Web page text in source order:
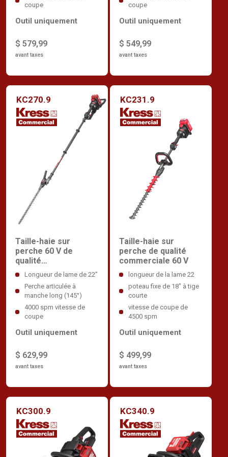
coupe
$ 579,99
avant taxes
Outil uniquement
coupe
$ 549,99
avant taxes
Outil uniquement
KC270.9
Taille-haie sur
perche 60 V de
qualité
professionnelle
Longueur de lame de 22”
Perche articulée à
manche long (145°)
4000 spm vitesse de
coupe
$ 629,99
avant taxes
Outil uniquement
KC231.9
Taille-haie sur
perche de qualité
commerciale 60 V
longueur de la lame 22
poteau fixe de 18" à tige
courte
vitesse de coupe de
4500 spm
$ 499,99
avant taxes
Outil uniquement
KC300.9 KC340.9